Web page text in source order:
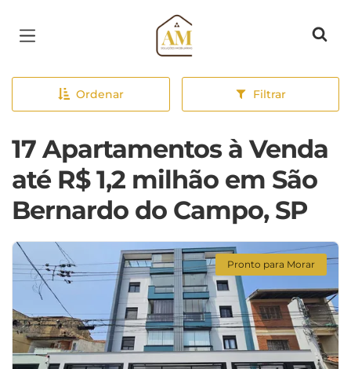
Página inicial
Ordenar Filtrar
17 Apartamentos à Venda
até R$ 1,2 milhão em São
Bernardo do Campo, SP
Pronto para Morar